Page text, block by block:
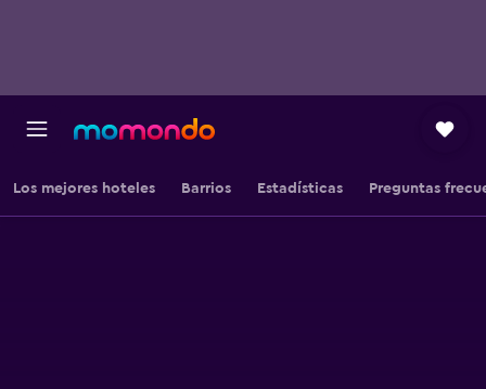
Los mejores hoteles Barrios Estadísticas Preguntas